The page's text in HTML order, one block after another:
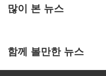
많이 본 뉴스
함께 볼만한 뉴스